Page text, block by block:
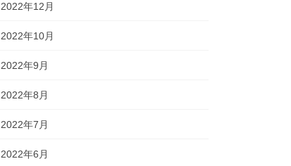
2022年12月
2022年10月
2022年9月
2022年8月
2022年7月
2022年6月